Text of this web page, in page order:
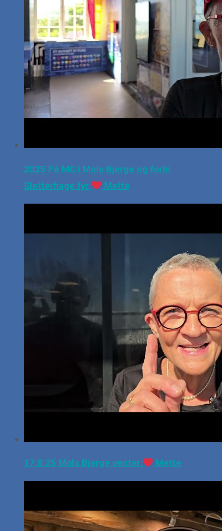
2025 På MC i Mols Bjerge og forbi
Sletterhage fyr
Mette
17.8.25 Mols Bjerge venter Mette